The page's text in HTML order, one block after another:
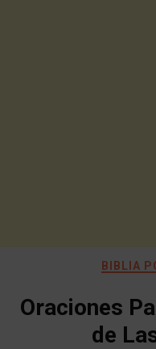
BIBLIA
Oraciones
de